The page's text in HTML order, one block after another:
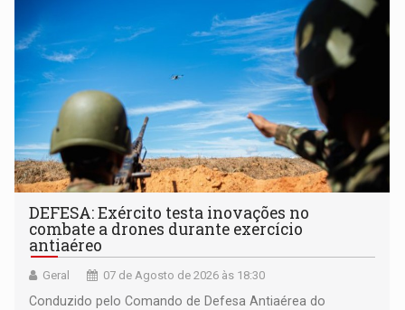
DEFESA: Exército testa inovações no
combate a drones durante exercício
antiaéreo
Geral 07 de Agosto de 2026 às 18:30
Conduzido pelo Comando de Defesa Antiaérea do